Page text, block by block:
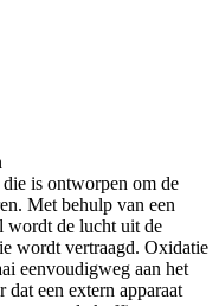
is ontworpen om de
Met behulp van een
wordt de lucht uit de
wordt vertraagd. Oxidatie
eenvoudigweg aan het
dat een extern apparaat